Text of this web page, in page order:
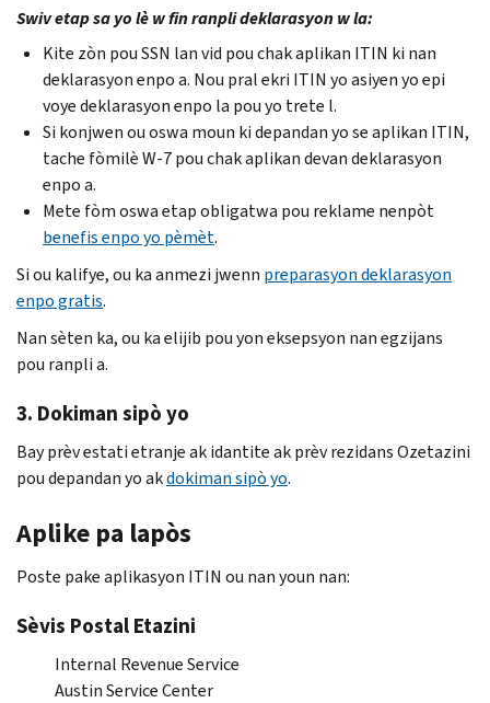
Swiv etap sa yo lè w fin ranpli deklarasyon w la:
Kite zòn pouSSN lan vid pou chak aplikan ITIN ki nan
deklarasyon enpo a. Nou pral ekri ITIN yo asiyen yo epi
voye deklarasyon enpo la pou yo trete l.
Si konjwen ou oswa moun ki depandan yo se aplikan ITIN,
tache fòmilèW-7 pou chak aplikan devan deklarasyon
enpo a.
Mete fòm oswa etap obligatwa pou reklame nenpòt
benefis enpo yo pèmèt.
Si ou kalifye, ou ka anmezi jwenn preparasyon deklarasyon
enpo gratis.
Nan sèten ka, ou ka elijib pou yon eksepsyon nan egzijans
pou ranpli a.
3. Dokiman sipò yo
Bay prèv estati etranje ak idantite ak prèv rezidans Ozetazini
pou depandan yo akdokiman sipò yo.
Aplike pa lapòs
Poste pake aplikasyon ITIN ou nan youn nan:
Sèvis Postal Etazini
Internal Revenue Service
Austin Service Center